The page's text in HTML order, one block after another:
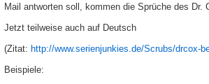
Mail antworten soll, kommen die Sprüche des Dr.
Jetzt teilweise auch auf Deutsch
(Zitat: http://www.serienjunkies.de/Scrubs/drcox-
Beispiele: